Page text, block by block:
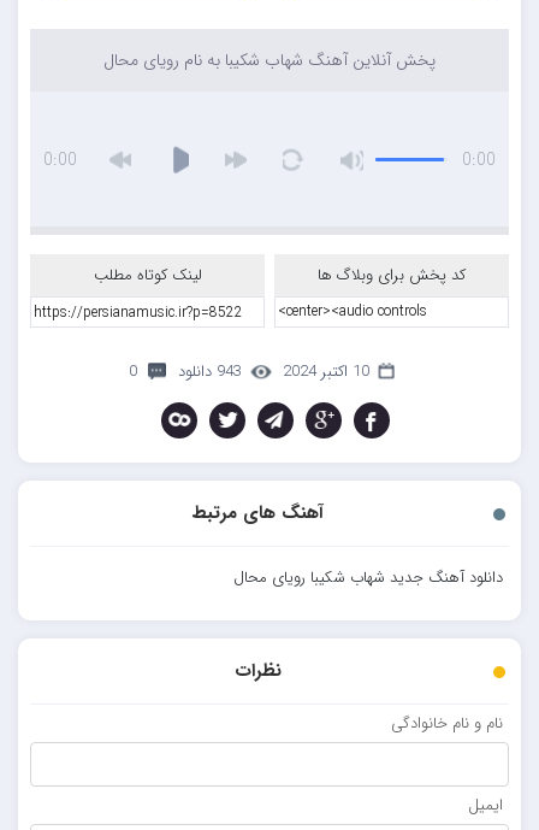
پخش آنلاین آهنگ شهاب شکیبا به نام رویای محال
0:00
0:00
کد پخش برای وبلاگ ها لینک کوتاه مطلب
10 اکتبر 2024 943 دانلود 0
آهنگ های مرتبط
دانلود آهنگ جدید شهاب شکیبا رویای محال
نظرات
نام و نام خانوادگی
ایمیل